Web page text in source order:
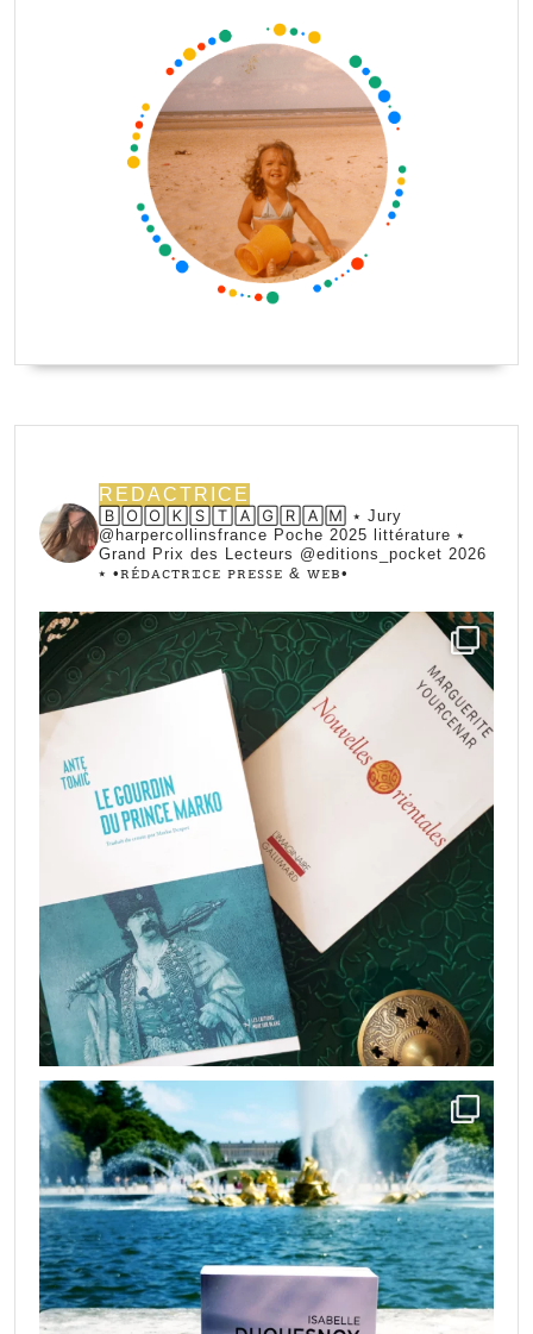
REDACTRICE
🄱🄾🄾🄺🅂🅃🄰🄶🅁🄰🄼 ⭑ Jury
@harpercollinsfrance Poche 2025 littérature ⭑
Grand Prix des Lecteurs @editions_pocket 2026
⭑ •ꭱꭼ́ꭰꭺꮯꭲꭱꮖꮯꭼ ꮲꭱꭼꮪꮪꭼ & ꮃꭼᏼ•